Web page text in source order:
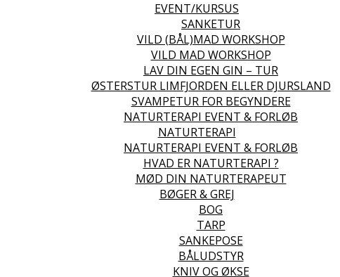
EVENT/KURSUS
SANKETUR
VILD (BÅL)MAD WORKSHOP
VILD MAD WORKSHOP
LAV DIN EGEN GIN – TUR
ØSTERSTUR LIMFJORDEN ELLER DJURSLAND
SVAMPETUR FOR BEGYNDERE
NATURTERAPI EVENT & FORLØB
NATURTERAPI
NATURTERAPI EVENT & FORLØB
HVAD ER NATURTERAPI ?
MØD DIN NATURTERAPEUT
BØGER & GREJ
BOG
TARP
SANKEPOSE
BÅLUDSTYR
KNIV OG ØKSE